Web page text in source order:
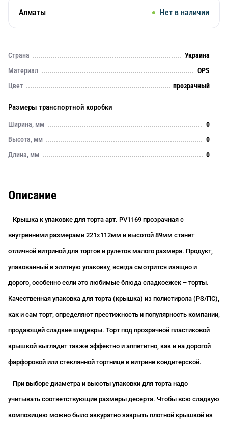
Алматы Нет в наличии
Страна
Украина
Материал
OPS
Цвет
прозрачный
Размеры транспортной коробки
Ширина, мм
0
Высота, мм
0
Длина, мм
0
Описание
Крышка к упаковке для торта арт. PV1169 прозрачная с
внутренними размерами 221х112мм и высотой 89мм станет
отличной витриной для тортов и рулетов малого размера. Продукт,
упакованный в элитную упаковку, всегда смотрится изящно и
дорого, особенно если это любимые блюда сладкоежек – торты.
Качественная упаковка для торта (крышка) из полистирола (PS/ПС),
как и сам торт, определяют престижность и популярность компании,
продающей сладкие шедевры. Торт под прозрачной пластиковой
крышкой выглядит также эффектно и аппетитно, как и на дорогой
фарфоровой или стеклянной тортнице в витрине кондитерской.
При выборе диаметра и высоты упаковки для торта надо
учитывать соответствующие размеры десерта. Чтобы всю сладкую
композицию можно было аккуратно закрыть плотной крышкой из